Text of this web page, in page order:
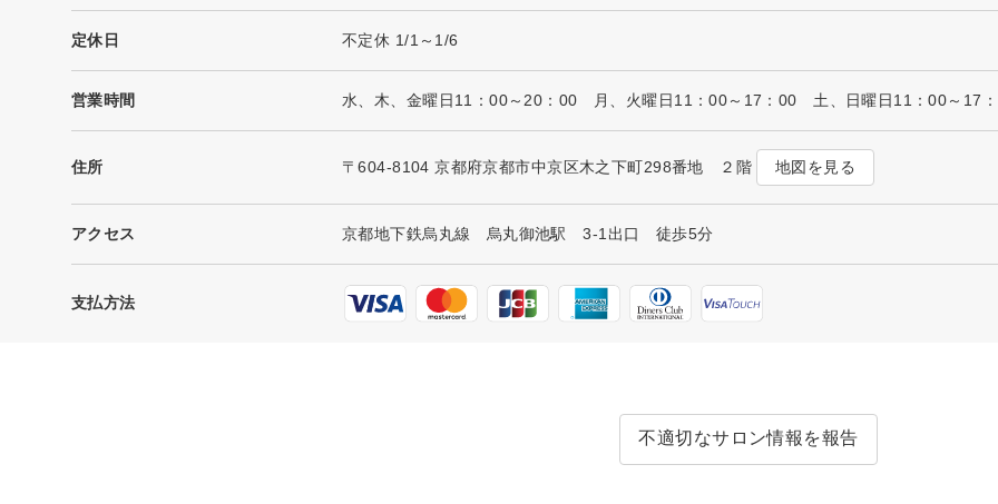
定休日 不定休 1/1～1/6
営業時間 水、木、金曜日11：00～20：00 月、火曜日11：00～17：00 土、日曜日11：00～17
住所 〒604-8104 京都府京都市中京区木之下町298番地 ２階 地図を見る
アクセス 京都地下鉄烏丸線 烏丸御池駅 3-1出口 徒歩5分
支払方法
不適切なサロン情報を報告